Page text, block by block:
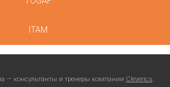
ITAM
— консультанты и тренеры компании Cleverics.